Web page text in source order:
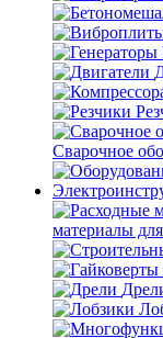
Сварочное
материалы